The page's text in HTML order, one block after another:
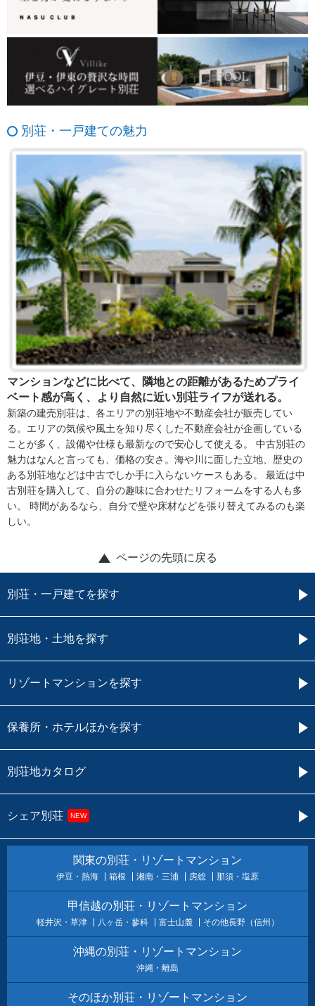
別荘・一戸建ての魅力
マンションなどに比べて、隣地との距離があるためプライ
ベート感が高く、より自然に近い別荘ライフが送れる。
新築の建売別荘は、各エリアの別荘地や不動産会社が販売してい
る。エリアの気候や風土を知り尽くした不動産会社が企画している
ことが多く、設備や仕様も最新なので安心して使える。 中古別荘の
魅力はなんと言っても、価格の安さ。海や川に面した立地、歴史の
ある別荘地などは中古でしか手に入らないケースもある。 最近は中
古別荘を購入して、自分の趣味に合わせたリフォームをする人も多
い。 時間があるなら、自分で壁や床材などを張り替えてみるのも楽
しい。
ページの先頭に戻る
別荘・一戸建てを探す
別荘地・土地を探す
リゾートマンションを探す
保養所・ホテルほかを探す
別荘地カタログ
シェア別荘 NEW
関東の別荘・リゾートマンション
伊豆・熱海 箱根 湘南・三浦 房総 那須・塩原
甲信越の別荘・リゾートマンション
軽井沢・草津 八ヶ岳・蓼科 富士山麓 その他長野（信州）
沖縄の別荘・リゾートマンション
沖縄・離島
そのほか別荘・リゾートマンション